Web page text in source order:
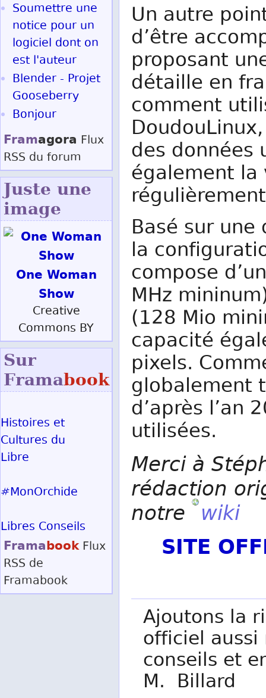
Un autre
d’être
proposant
détaille en
comment
des
également
Basé sur
la
compose
MHz
(128 Mio
capacité
pixels.
globalement
d’après l’an
utilisées.
Merci à
rédaction
notre
wiki
SITE
Ajoutons la
officiel aussi
conseils et
M. Billard
Soumettre une
notice pour un
logiciel dont on
est l'auteur
Blender - Projet
Gooseberry
Bonjour
Framagora Flux
RSS du forum
Juste une
image
One Woman
Show
Creative
Commons BY
Sur
Framabook
Histoires et
Cultures du
Libre
#MonOrchide
Libres Conseils
Framabook Flux
RSS de
Framabook